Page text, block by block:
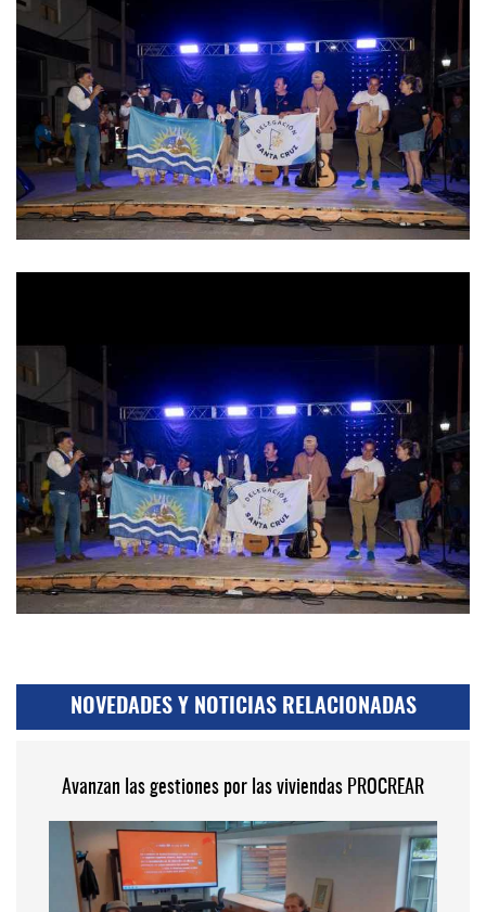
NOVEDADES Y NOTICIAS RELACIONADAS
Avanzan las gestiones por las viviendas PROCREAR